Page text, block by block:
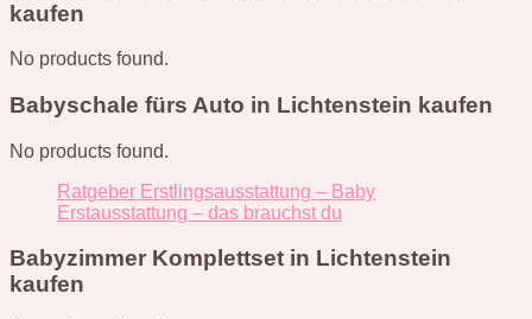
kaufen
No products found.
Babyschale fürs Auto in Lichtenstein kaufen
No products found.
Ratgeber Erstlingsausstattung – Baby
Erstausstattung – das brauchst du
Babyzimmer Komplettset in Lichtenstein
kaufen